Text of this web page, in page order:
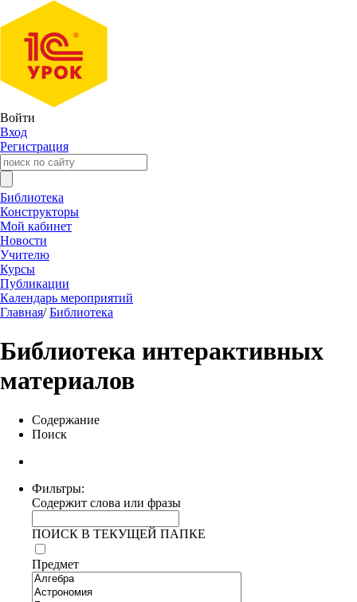
Войти
Вход
Регистрация
Библиотека
Конструкторы
Мой кабинет
Новости
Учителю
Курсы
Публикации
Календарь мероприятий
Главная/ Библиотека
Библиотека интерактивных
материалов
Содержание
Поиск
Фильтры:
Содержит слова или фразы
ПОИСК В ТЕКУЩЕЙ ПАПКЕ
Предмет